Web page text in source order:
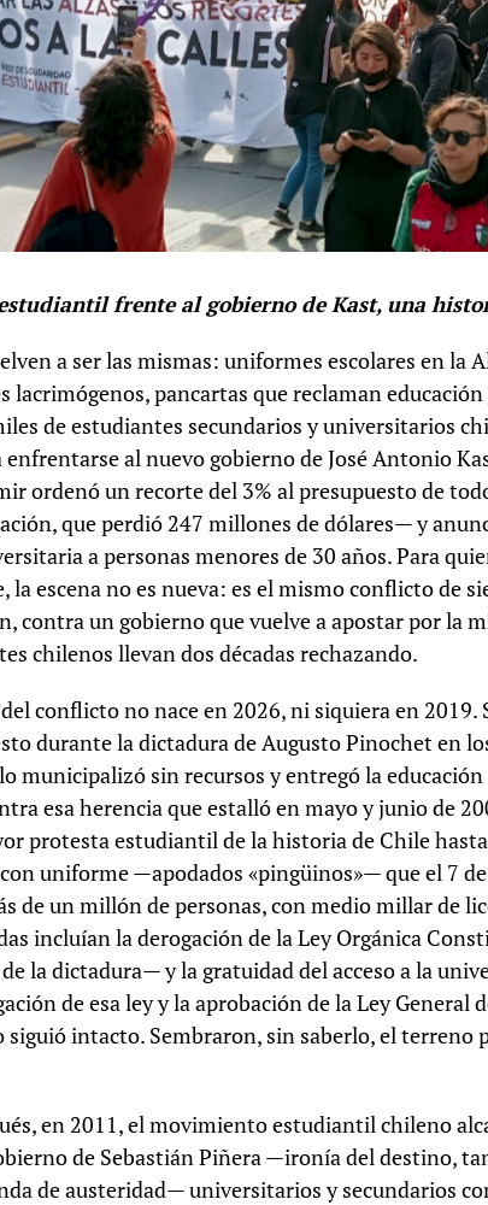
frente al gobierno de Kast, una
a ser las mismas: uniformes escolares en la
lacrimógenos, pancartas que reclaman
de estudiantes secundarios y universitarios
enfrentarse al nuevo gobierno de José Antonio
ordenó un recorte del 3% al presupuesto de
que perdió 247 millones de dólares— y
a personas menores de 30 años. Para
la escena no es nueva: es el mismo conflicto de
contra un gobierno que vuelve a apostar por la
chilenos llevan dos décadas rechazando.
conflicto no nace en 2026, ni siquiera en 2019.
durante la dictadura de Augusto Pinochet en
municipalizó sin recursos y entregó la
esa herencia que estalló en mayo y junio de
protesta estudiantil de la historia de Chile
uniforme —apodados «pingüinos»— que el 7
de un millón de personas, con medio millar de
incluían la derogación de la Ley Orgánica
la dictadura— y la gratuidad del acceso a la
de esa ley y la aprobación de la Ley General
intacto. Sembraron, sin saberlo, el terreno
en 2011, el movimiento estudiantil chileno
de Sebastián Piñera —ironía del destino,
de austeridad— universitarios y secundarios